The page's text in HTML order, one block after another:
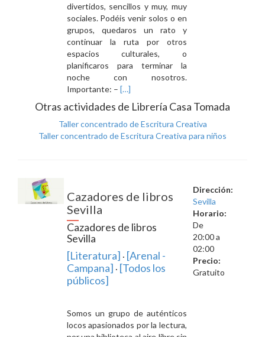
divertidos, sencillos y muy, muy
sociales. Podéis venir solos o en
grupos, quedaros un rato y
continuar la ruta por otros
espacios culturales, o
planificaros para terminar la
noche con nosotros.
Importante: – Leer
nocturno
de
juegos
[…]
Otras actividades de Librería Casa Tomada
Taller concentrado de Escritura Creativa
Taller concentrado de Escritura Creativa para niños
Cazadores de libros
Sevilla
Cazadores de libros
Sevilla
[Literatura] · [Arenal -
Campana] · [Todos los
públicos]
Somos un grupo de auténticos
locos apasionados por la lectura,
Dirección:
Sevilla
Horario:
De
20:00 a
02:00
Precio:
Gratuito